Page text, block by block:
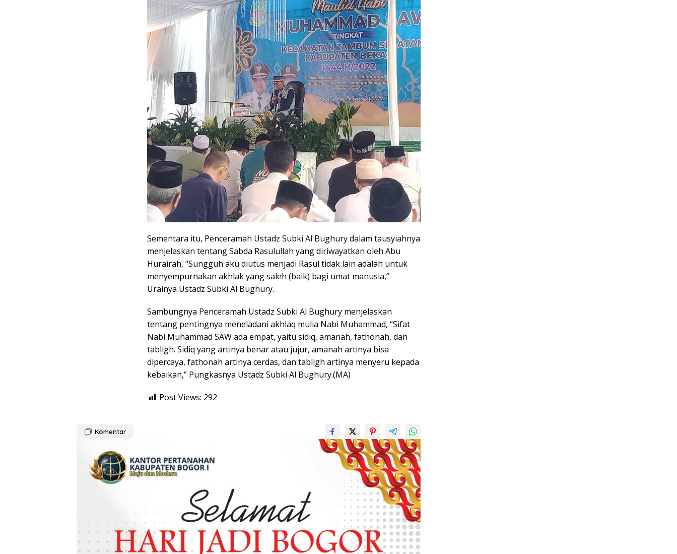
Sementara itu, Penceramah Ustadz Subki Al Bughury dalam tausyiahnya
menjelaskan tentang Sabda Rasulullah yang diriwayatkan oleh Abu
Hurairah, “Sungguh aku diutus menjadi Rasul tidak lain adalah untuk
menyempurnakan akhlak yang saleh (baik) bagi umat manusia,”
Urainya Ustadz Subki Al Bughury.
Sambungnya Penceramah Ustadz Subki Al Bughury menjelaskan
tentang pentingnya meneladani akhlaq mulia Nabi Muhammad, “Sifat
Nabi Muhammad SAW ada empat, yaitu sidiq, amanah, fathonah, dan
tabligh. Sidiq yang artinya benar atau jujur, amanah artinya bisa
dipercaya, fathonah artinya cerdas, dan tabligh artinya menyeru kepada
kebaikan,” Pungkasnya Ustadz Subki Al Bughury.(MA)
Post Views: 292
Komentar